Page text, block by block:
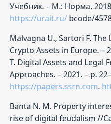
Учебник. – М.: Норма,
https://urait.ru/ bcode/
Malvagna U., Sartori F.
Crypto Assets in Europe. –
T. Digital Assets and Legal
Approaches. – 2021. – p.
https://papers.ssrn.com.
Banta N. M. Property
rise of digital feudalism //